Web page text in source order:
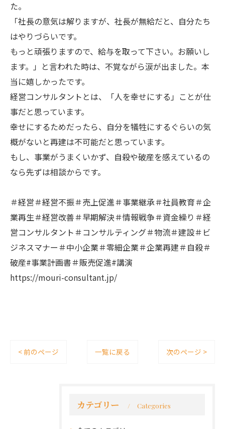
た。
「社長の意気は解りますが、社長が無給だと、自分たち
はやりづらいです。
もっと頑張りますので、給与を取って下さい。お願いし
ます。」と言われた時は、不覚ながら涙が出ました。本
当に嬉しかったです。
経営コンサルタントとは、「人を幸せにする」ことが仕
事だと思っています。
幸せにするためだったら、自分を犠牲にするぐらいの気
概がないと再建は不可能だと思っています。
もし、事業がうまくいかず、自殺や破産を感えているの
なら先ずは相談からです。
＃経営＃経営不振＃売上促進＃事業継承＃社員教育＃企
業再生＃経営改善＃早期解決＃情報戦争＃資金繰り＃経
営コンサルタント＃コンサルティング＃物流＃建設＃ビ
ジネスマナー＃中小企業＃零細企業＃企業再建＃自殺＃
破産#事業計画書＃販売促進#講演
https://mouri-consultant.jp/
< 前のページ 一覧に戻る 次のページ >
カテゴリー Categories